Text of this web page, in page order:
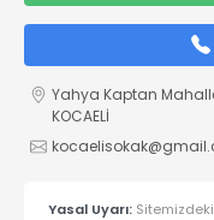
Yahya Kaptan
KOCAELİ
Yasal Uyarı: